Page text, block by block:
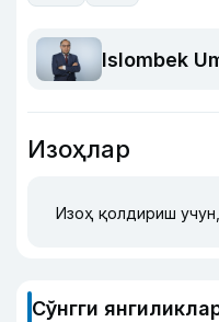
Islombek
Изоҳлар
Изоҳ қолдириш
Сўнгги